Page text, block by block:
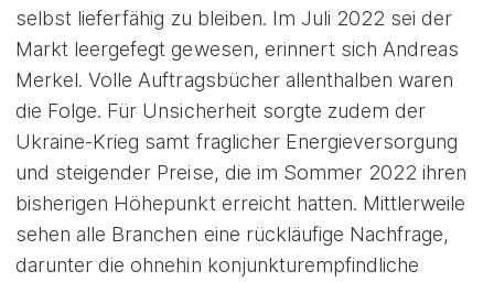
selbst lieferfähig zu bleiben. Im Juli 2022 sei der
Markt leergefegt gewesen, erinnert sich Andreas
Merkel. Volle Auftragsbücher allenthalben waren
die Folge. Für Unsicherheit sorgte zudem der
Ukraine-Krieg samt fraglicher Energieversorgung
und steigender Preise, die im Sommer 2022 ihren
bisherigen Höhepunkt erreicht hatten. Mittlerweile
sehen alle Branchen eine rückläufige Nachfrage,
darunter die ohnehin konjunkturempfindliche